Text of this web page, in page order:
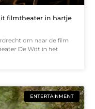
filmtheater in hartje
om naar de film
De Witt in het
ENTERTAINMENT